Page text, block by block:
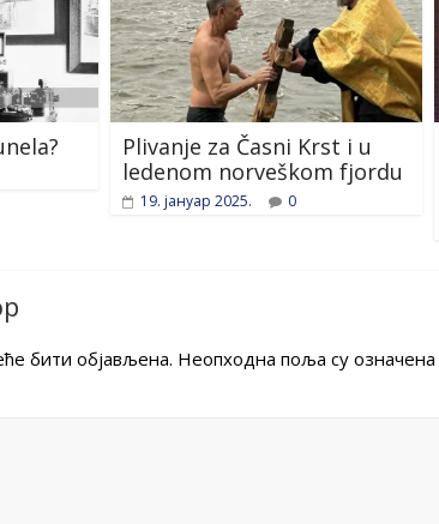
Plivanje za Časni Krst i u
ledenom norveškom fjordu
19. јануар 2025. 0
бити објављена. Неопходна поља су означена